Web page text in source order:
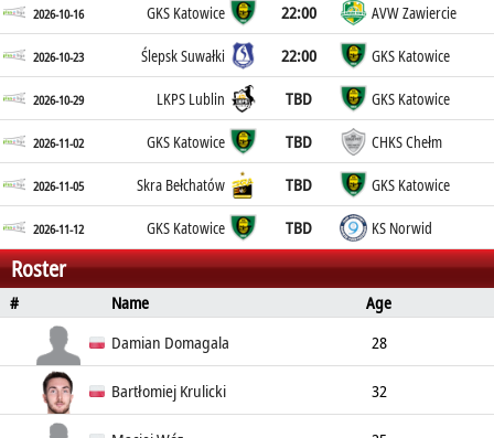
2026-10-16 GKS Katowice 22:00 AVW Zawiercie
2026-10-23 Ślepsk Suwałki 22:00 GKS Katowice
2026-10-29 LKPS Lublin TBD GKS Katowice
2026-11-02 GKS Katowice TBD CHKS Chełm
2026-11-05 Skra Bełchatów TBD GKS Katowice
2026-11-12 GKS Katowice TBD KS Norwid
Roster
# Name
Age
Height Weight Block
Damian Domagala 28
Wing spiker 199cm
Bartłomiej Krulicki 32